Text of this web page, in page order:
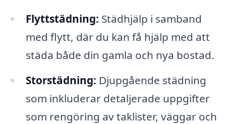
Flyttstädning: Städhjälp i samband
med flytt, där du kan få hjälp med att
städa både din gamla och nya bostad.
Storstädning: Djupgående städning
som inkluderar detaljerade uppgifter
som rengöring av taklister, väggar och